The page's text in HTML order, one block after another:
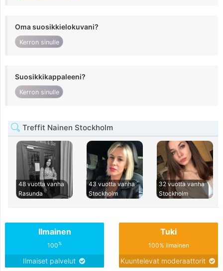
Oma suosikkielokuvani?
Kerron sinulle
Suosikkikappaleeni?
Kerron sinulle
Treffit Nainen Stockholm
48 vuotta vanha
Rasunda
43 vuotta vanha
Stockholm
32 vuotta vanha
Stockholm
Ilmainen
100%
Ilmaiset palvelut
Tuki
100% ilmainen
Kuuntelevat moderaattorit